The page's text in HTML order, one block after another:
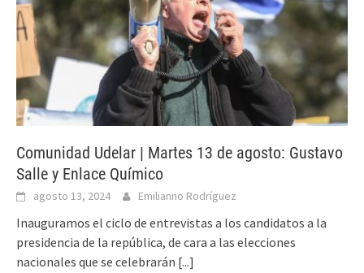
Comunidad Udelar | Martes 13 de agosto: Gustavo
Salle y Enlace Químico
agosto 13, 2024 Emilianno Rodríguez
Inauguramos el ciclo de entrevistas a los candidatos a la
presidencia de la república, de cara a las elecciones
nacionales que se celebrarán [...]